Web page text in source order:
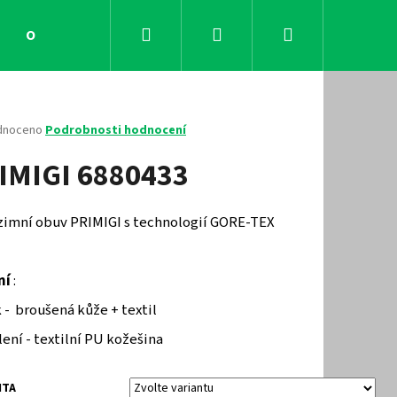
Obchodní podmínky KontaktyPřihlášení
Podrobnosti hodnocení
6880433
obuv PRIMIGI s technologií GORE-TEX
:
- broušená kůže + textil
- textilní PU kožešina